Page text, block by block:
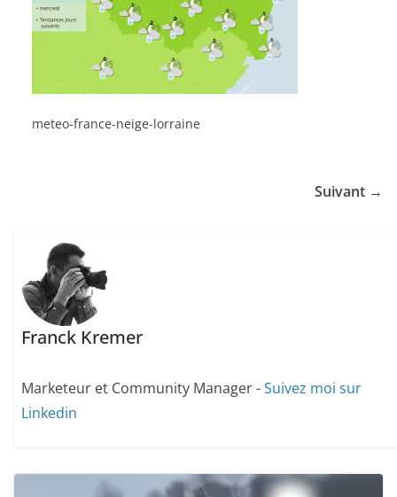
meteo-france-neige-lorraine
Suivant →
Franck Kremer
Marketeur et Community Manager -Suivez moi sur
Linkedin